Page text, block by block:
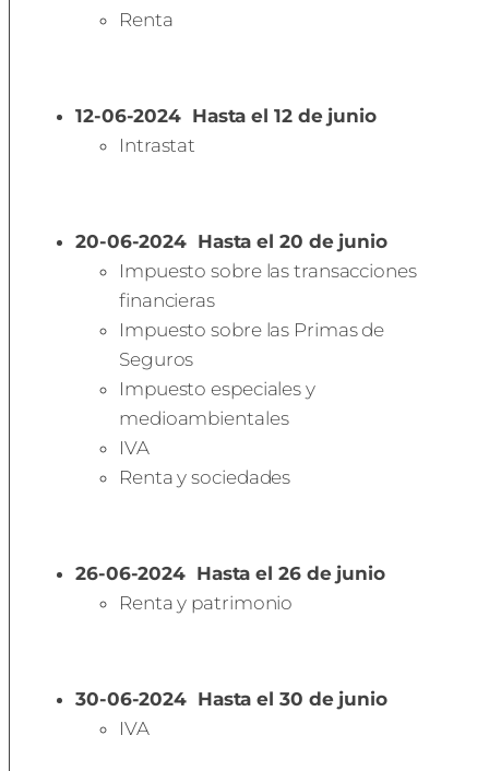
Renta
12-06-2024 Hasta el 12 de junio
Intrastat
20-06-2024 Hasta el 20 de junio
Impuesto sobre las transacciones
financieras
Impuesto sobre las Primas de
Seguros
Impuesto especiales y
medioambientales
IVA
Renta y sociedades
26-06-2024 Hasta el 26 de junio
Renta y patrimonio
30-06-2024 Hasta el 30 de junio
IVA